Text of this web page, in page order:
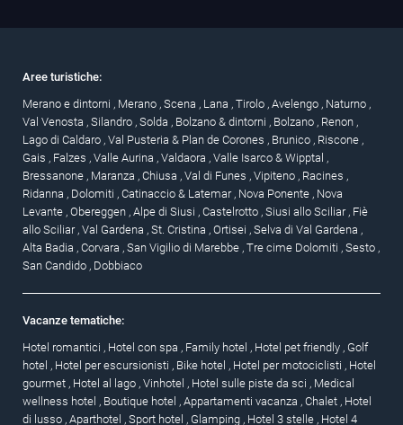
Aree turistiche:
Merano e dintorni , Merano , Scena , Lana , Tirolo , Avelengo , Naturno ,
Val Venosta , Silandro , Solda , Bolzano & dintorni , Bolzano , Renon ,
Lago di Caldaro , Val Pusteria & Plan de Corones , Brunico , Riscone ,
Gais , Falzes , Valle Aurina , Valdaora , Valle Isarco & Wipptal ,
Bressanone , Maranza , Chiusa , Val di Funes , Vipiteno , Racines ,
Ridanna , Dolomiti , Catinaccio & Latemar , Nova Ponente , Nova
Levante , Obereggen , Alpe di Siusi , Castelrotto , Siusi allo Sciliar , Fiè
allo Sciliar , Val Gardena , St. Cristina , Ortisei , Selva di Val Gardena ,
Alta Badia , Corvara , San Vigilio di Marebbe , Tre cime Dolomiti , Sesto ,
San Candido , Dobbiaco
Vacanze tematiche:
Hotel romantici , Hotel con spa , Family hotel , Hotel pet friendly , Golf
hotel , Hotel per escursionisti , Bike hotel , Hotel per motociclisti , Hotel
gourmet , Hotel al lago , Vinhotel , Hotel sulle piste da sci , Medical
wellness hotel , Boutique hotel , Appartamenti vacanza , Chalet , Hotel
di lusso , Aparthotel , Sport hotel , Glamping , Hotel 3 stelle , Hotel 4